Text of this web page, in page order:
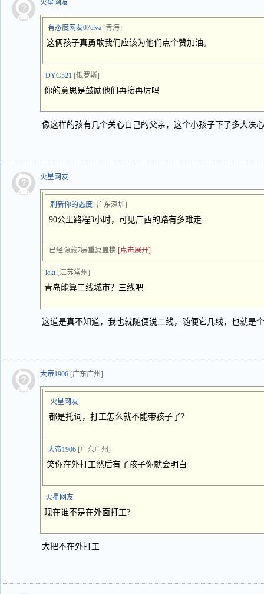
火星网友
有态度网友07elva [青海]
这俩孩子真勇敢我们应该为他们点个赞加油。
DYG521 [俄罗斯]
你的意思是鼓励他们再接再厉吗
像这样的孩有几个关心自己的父亲，这个小孩子下了多大决
火星网友
刷新你的态度 [广东深圳]
90公里路程3小时，可见广西的路有多难走
已经隐藏7层重复盖楼 [点击展开]
lckt [江苏常州]
青岛能算二线城市？三线吧
这道是真不知道，我也就随便说二线，随便它几线，也就是
大帝1906 [广东广州]
火星网友
都是托词，打工怎么就不能带孩子了?
大帝1906 [广东广州]
笑你在外打工然后有了孩子你就会明白
火星网友
现在谁不是在外面打工?
大把不在外打工